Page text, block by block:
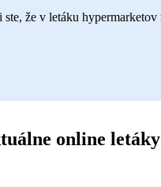
že v letáku hypermarketov
online letáky